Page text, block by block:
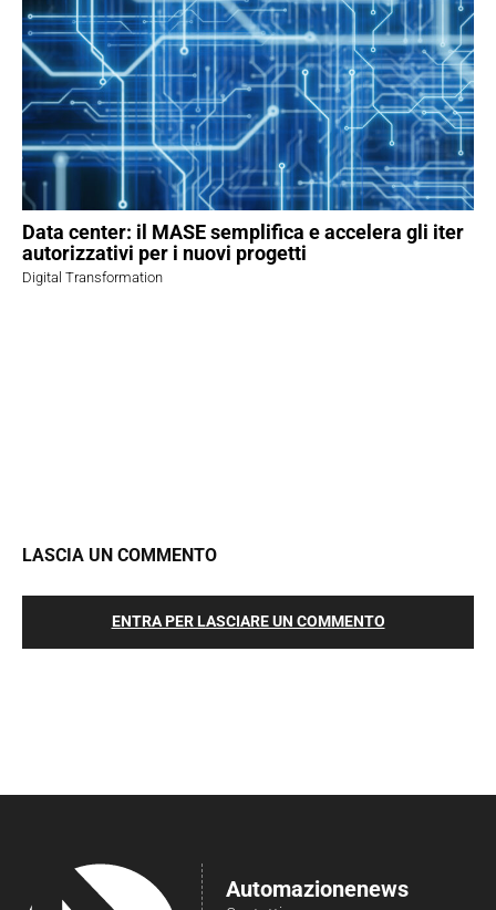
Data center: il MASE semplifica e accelera gli iter
autorizzativi per i nuovi progetti
Digital Transformation
LASCIA UN COMMENTO
ENTRA PER LASCIARE UN COMMENTO
Automazionenews